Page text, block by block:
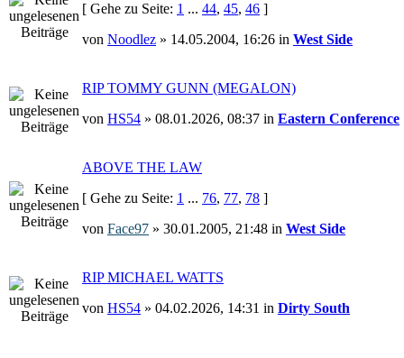
[ Gehe zu Seite: 1 ... 44, 45, 46 ]
von Noodlez » 14.05.2004, 16:26 in West Side
RIP TOMMY GUNN (MEGALON)
von HS54 » 08.01.2026, 08:37 in Eastern Conference
ABOVE THE LAW
[ Gehe zu Seite: 1 ... 76, 77, 78 ]
von Face97 » 30.01.2005, 21:48 in West Side
RIP MICHAEL WATTS
von HS54 » 04.02.2026, 14:31 in Dirty South